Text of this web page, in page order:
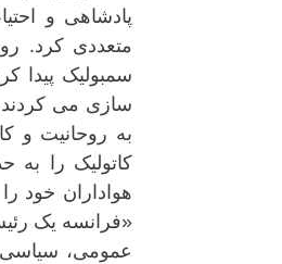
پادشاهی و
متعددی کرد.
سمبولیک پیدا
سازی می
به روحانیت و
کاتولیک را به
هواداران خود
«فرانسه یک
عمومی،